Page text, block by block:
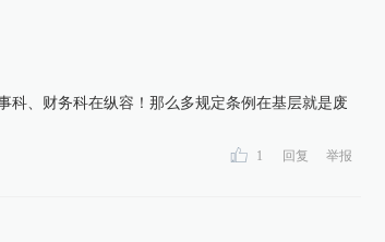
科、财务科在纵容！那么多规定条例在基层就是废
1 回复 举报